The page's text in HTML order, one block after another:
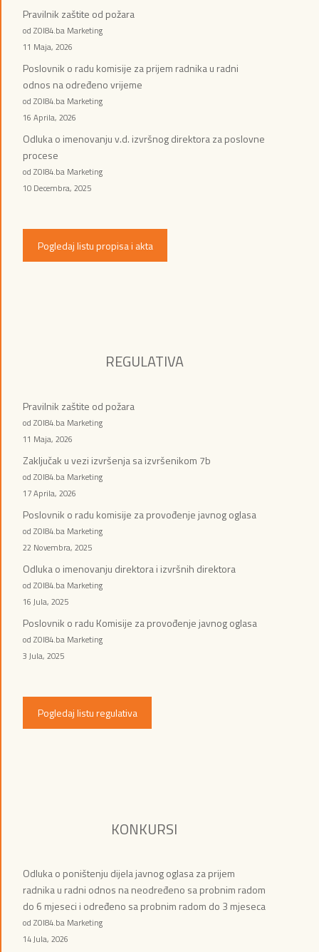
Pravilnik zaštite od požara
od ZOI84.ba Marketing
11 Maja, 2026
Poslovnik o radu komisije za prijem radnika u radni
odnos na određeno vrijeme
od ZOI84.ba Marketing
16 Aprila, 2026
Odluka o imenovanju v.d. izvršnog direktora za poslovne
procese
od ZOI84.ba Marketing
10 Decembra, 2025
Pogledaj listu propisa i akta
REGULATIVA
Pravilnik zaštite od požara
od ZOI84.ba Marketing
11 Maja, 2026
Zaključak u vezi izvršenja sa izvršenikom 7b
od ZOI84.ba Marketing
17 Aprila, 2026
Poslovnik o radu komisije za provođenje javnog oglasa
od ZOI84.ba Marketing
22 Novembra, 2025
Odluka o imenovanju direktora i izvršnih direktora
od ZOI84.ba Marketing
16 Jula, 2025
Poslovnik o radu Komisije za provođenje javnog oglasa
od ZOI84.ba Marketing
3 Jula, 2025
Pogledaj listu regulativa
KONKURSI
Odluka o poništenju dijela javnog oglasa za prijem
radnika u radni odnos na neodređeno sa probnim radom
do 6 mjeseci i određeno sa probnim radom do 3 mjeseca
od ZOI84.ba Marketing
14 Jula, 2026